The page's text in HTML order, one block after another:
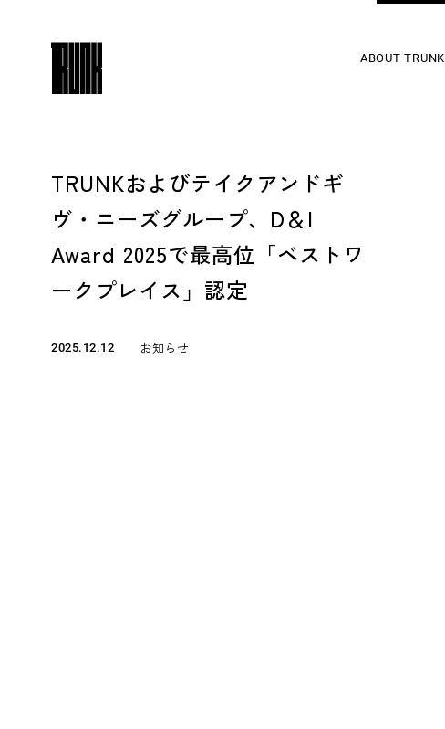
TRUNKおよびテイクアンドギ
ヴ・ニーズグループ、D＆I
Award 2025で最高位「ベストワ
ークプレイス」認定
2025.12.12 お知らせ
ABOUT TRUNK